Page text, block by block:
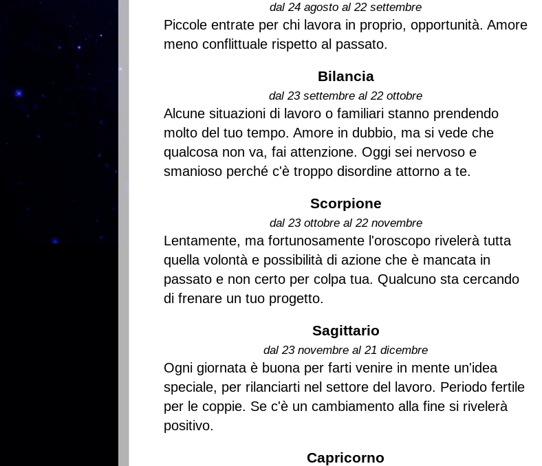
dal 24 agosto al 22 settembre
Piccole entrate per chi lavora in proprio, opportunità. Amore
meno conflittuale rispetto al passato.
Bilancia
dal 23 settembre al 22 ottobre
Alcune situazioni di lavoro o familiari stanno prendendo
molto del tuo tempo. Amore in dubbio, ma si vede che
qualcosa non va, fai attenzione. Oggi sei nervoso e
smanioso perché c'è troppo disordine attorno a te.
Scorpione
dal 23 ottobre al 22 novembre
Lentamente, ma fortunosamente l'oroscopo rivelerà tutta
quella volontà e possibilità di azione che è mancata in
passato e non certo per colpa tua. Qualcuno sta cercando
di frenare un tuo progetto.
Sagittario
dal 23 novembre al 21 dicembre
Ogni giornata è buona per farti venire in mente un'idea
speciale, per rilanciarti nel settore del lavoro. Periodo fertile
per le coppie. Se c'è un cambiamento alla fine si rivelerà
positivo.
Capricorno